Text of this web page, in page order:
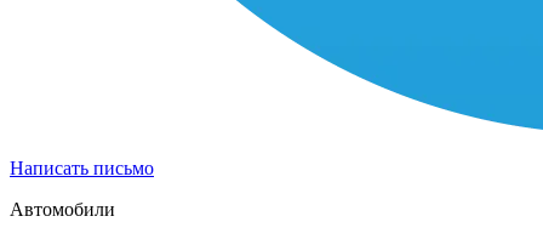
Написать письмо
Автомобили